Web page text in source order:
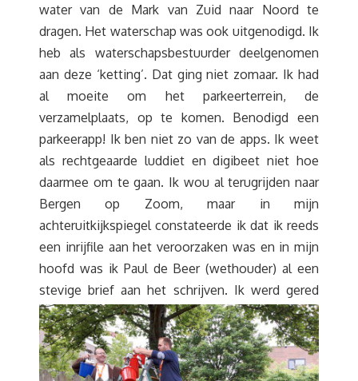
water van de Mark van Zuid naar Noord te
dragen. Het waterschap was ook uitgenodigd. Ik
heb als waterschapsbestuurder deelgenomen
aan deze ‘ketting’. Dat ging niet zomaar. Ik had
al moeite om het parkeerterrein, de
verzamelplaats, op te komen. Benodigd een
parkeerapp! Ik ben niet zo van de apps. Ik weet
als rechtgeaarde luddiet en digibeet niet hoe
daarmee om te gaan. Ik wou al terugrijden naar
Bergen op Zoom, maar in mijn
achteruitkijkspiegel constateerde ik dat ik reeds
een inrijfile aan het veroorzaken was en in mijn
hoofd was ik Paul de Beer (wethouder) al een
stevige brief aan het schrijven. Ik werd gered